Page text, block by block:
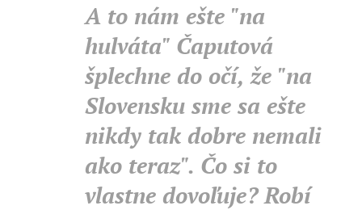
A to nám ešte "na
hulváta" Čaputová
šplechne do očí, že "na
Slovensku sme sa ešte
nikdy tak dobre nemali
ako teraz". Čo si to
vlastne dovoľuje? Robí